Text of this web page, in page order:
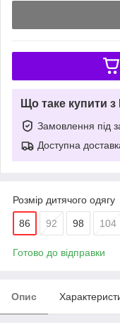
Що таке купити
Замовлення під
Доступна
Розмір дитячого одягу
86 92 98 104
Готово до відправки
Опис